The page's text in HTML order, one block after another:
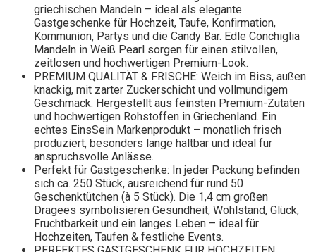
griechischen Mandeln – ideal als elegante
Gastgeschenke für Hochzeit, Taufe, Konfirmation,
Kommunion, Partys und die Candy Bar. Edle Conchiglia
Mandeln in Weiß Pearl sorgen für einen stilvollen,
zeitlosen und hochwertigen Premium-Look.
PREMIUM QUALITÄT & FRISCHE: Weich im Biss, außen
knackig, mit zarter Zuckerschicht und vollmundigem
Geschmack. Hergestellt aus feinsten Premium-Zutaten
und hochwertigen Rohstoffen in Griechenland. Ein
echtes EinsSein Markenprodukt – monatlich frisch
produziert, besonders lange haltbar und ideal für
anspruchsvolle Anlässe.
Perfekt für Gastgeschenke: In jeder Packung befinden
sich ca. 250 Stück, ausreichend für rund 50
Geschenktütchen (à 5 Stück). Die 1,4 cm großen
Dragees symbolisieren Gesundheit, Wohlstand, Glück,
Fruchtbarkeit und ein langes Leben – ideal für
Hochzeiten, Taufen & festliche Events.